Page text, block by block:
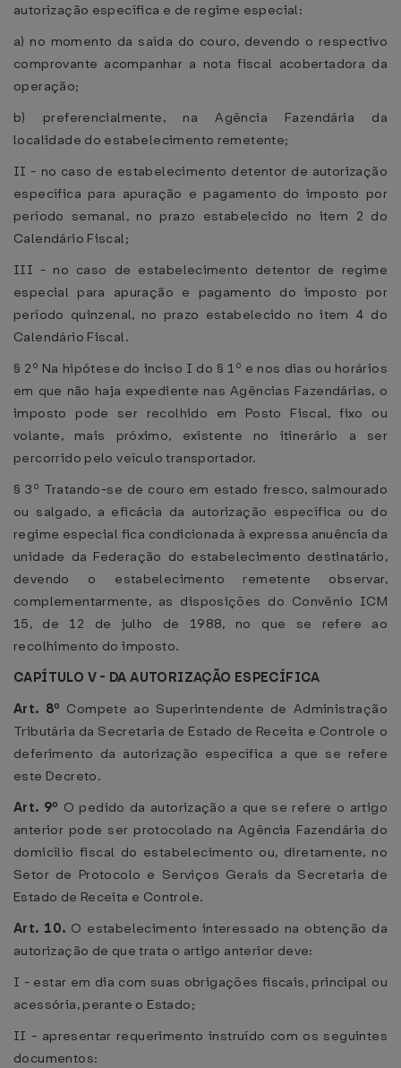
autorização específica e de regime especial:
a) no momento da saída do couro, devendo o respectivo
comprovante acompanhar a nota fiscal acobertadora da
operação;
b) preferencialmente, na Agência Fazendária da
localidade do estabelecimento remetente;
II - no caso de estabelecimento detentor de autorização
específica para apuração e pagamento do imposto por
período semanal, no prazo estabelecido no item 2 do
Calendário Fiscal;
III - no caso de estabelecimento detentor de regime
especial para apuração e pagamento do imposto por
período quinzenal, no prazo estabelecido no item 4 do
Calendário Fiscal.
§ 2º Na hipótese do inciso I do § 1º e nos dias ou horários
em que não haja expediente nas Agências Fazendárias, o
imposto pode ser recolhido em Posto Fiscal, fixo ou
volante, mais próximo, existente no itinerário a ser
percorrido pelo veículo transportador.
§ 3º Tratando-se de couro em estado fresco, salmourado
ou salgado, a eficácia da autorização específica ou do
regime especial fica condicionada à expressa anuência da
unidade da Federação do estabelecimento destinatário,
devendo o estabelecimento remetente observar,
complementarmente, as disposições do Convênio ICM
15, de 12 de julho de 1988, no que se refere ao
recolhimento do imposto.
CAPÍTULO V - DA AUTORIZAÇÃO ESPECÍFICA
Art. 8º Compete ao Superintendente de Administração
Tributária da Secretaria de Estado de Receita e Controle o
deferimento da autorização específica a que se refere
este Decreto.
Art. 9º O pedido da autorização a que se refere o artigo
anterior pode ser protocolado na Agência Fazendária do
domicílio fiscal do estabelecimento ou, diretamente, no
Setor de Protocolo e Serviços Gerais da Secretaria de
Estado de Receita e Controle.
Art. 10. O estabelecimento interessado na obtenção da
autorização de que trata o artigo anterior deve:
I - estar em dia com suas obrigações fiscais, principal ou
acessória, perante o Estado;
II - apresentar requerimento instruído com os seguintes
documentos: